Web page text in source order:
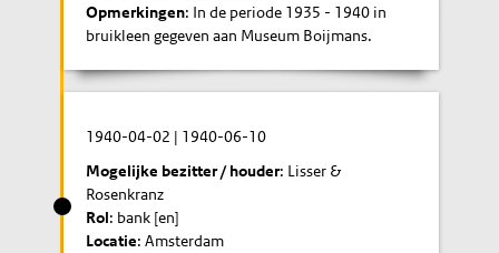
Opmerkingen: In de periode 1935 - 1940 in
bruikleen gegeven aan Museum Boijmans.
1940-04-02 | 1940-06-10
Mogelijke bezitter / houder: Lisser &
Rosenkranz
Rol: bank [en]
Locatie: Amsterdam